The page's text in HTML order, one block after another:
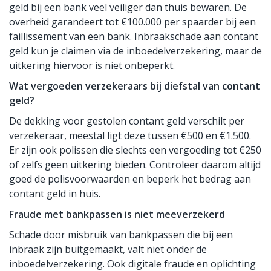
geld bij een bank veel veiliger dan thuis bewaren. De
overheid garandeert tot €100.000 per spaarder bij een
faillissement van een bank. Inbraakschade aan contant
geld kun je claimen via de inboedelverzekering, maar de
uitkering hiervoor is niet onbeperkt.
Wat vergoeden verzekeraars bij diefstal van contant
geld?
De dekking voor gestolen contant geld verschilt per
verzekeraar, meestal ligt deze tussen €500 en €1.500.
Er zijn ook polissen die slechts een vergoeding tot €250
of zelfs geen uitkering bieden. Controleer daarom altijd
goed de polisvoorwaarden en beperk het bedrag aan
contant geld in huis.
Fraude met bankpassen is niet meeverzekerd
Schade door misbruik van bankpassen die bij een
inbraak zijn buitgemaakt, valt niet onder de
inboedelverzekering. Ook digitale fraude en oplichting